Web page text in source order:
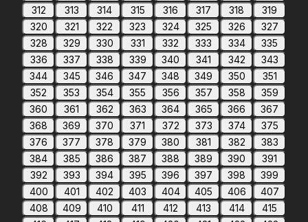
312
313 314 315 316 317 318
319
320
321 322 323 324 325 326
327
328
329 330 331 332 333 334
335
336
337 338 339 340 341 342
343
344
345 346 347 348 349 350
351
352
353 354 355 356 357 358
359
360
361 362 363 364 365 366
367
368
369 370 371 372 373 374
375
376
377 378 379 380 381 382
383
384
385 386 387 388 389 390
391
392
393 394 395 396 397 398
399
400
401 402 403 404 405 406
407
408
409 410 411 412 413 414
415